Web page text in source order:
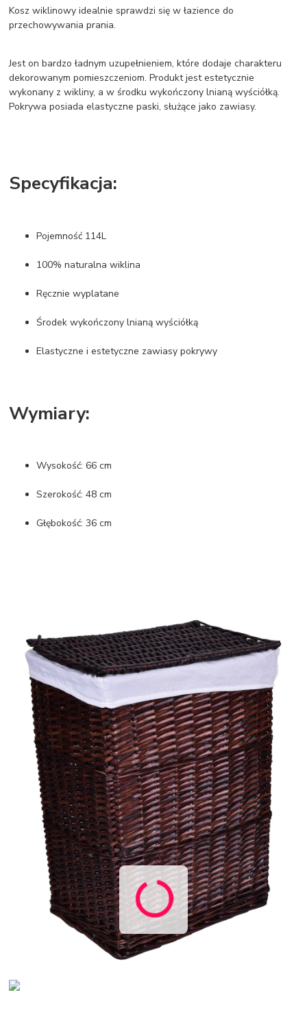
Kosz wiklinowy idealnie sprawdzi się w łazience do
przechowywania prania.
Jest on bardzo ładnym uzupełnieniem, które dodaje charakteru
dekorowanym pomieszczeniom. Produkt jest estetycznie
wykonany z wikliny, a w środku wykończony lnianą wyściółką.
Pokrywa posiada elastyczne paski, służące jako zawiasy.
Specyfikacja:
Pojemność 114L
100% naturalna wiklina
Ręcznie wyplatane
Środek wykończony lnianą wyściółką
Elastyczne i estetyczne zawiasy pokrywy
Wymiary:
Wysokość: 66 cm
Szerokość: 48 cm
Głębokość: 36 cm